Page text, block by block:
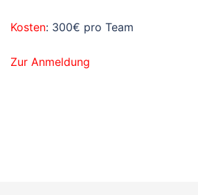
Kosten: 300€ pro Team
Zur Anmeldung